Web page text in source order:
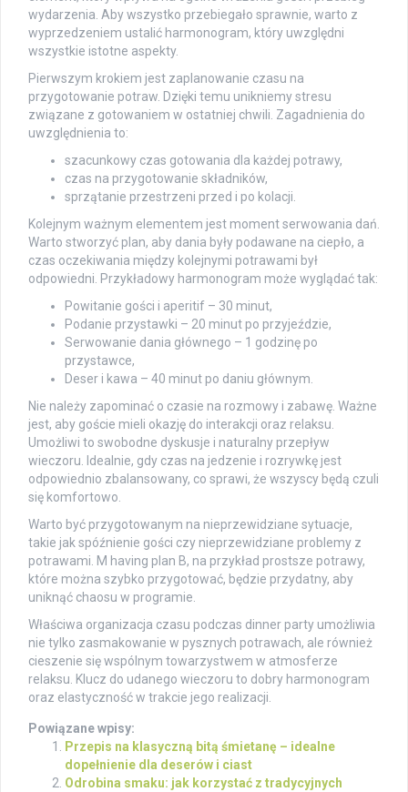
wydarzenia. Aby wszystko przebiegało sprawnie, warto z
wyprzedzeniem ustalić harmonogram, który uwzględni
wszystkie istotne aspekty.
Pierwszym krokiem jest zaplanowanie czasu na
przygotowanie potraw. Dzięki temu unikniemy stresu
związane z gotowaniem w ostatniej chwili. Zagadnienia do
uwzględnienia to:
szacunkowy czas gotowania dla każdej potrawy,
czas na przygotowanie składników,
sprzątanie przestrzeni przed i po kolacji.
Kolejnym ważnym elementem jest moment serwowania dań.
Warto stworzyć plan, aby dania były podawane na ciepło, a
czas oczekiwania między kolejnymi potrawami był
odpowiedni. Przykładowy harmonogram może wyglądać tak:
Powitanie gości i aperitif – 30 minut,
Podanie przystawki – 20 minut po przyjeździe,
Serwowanie dania głównego – 1 godzinę po
przystawce,
Deser i kawa – 40 minut po daniu głównym.
Nie należy zapominać o czasie na rozmowy i zabawę. Ważne
jest, aby goście mieli okazję do interakcji oraz relaksu.
Umożliwi to swobodne dyskusje i naturalny przepływ
wieczoru. Idealnie, gdy czas na jedzenie i rozrywkę jest
odpowiednio zbalansowany, co sprawi, że wszyscy będą czuli
się komfortowo.
Warto być przygotowanym na nieprzewidziane sytuacje,
takie jak spóźnienie gości czy nieprzewidziane problemy z
potrawami. M having plan B, na przykład prostsze potrawy,
które można szybko przygotować, będzie przydatny, aby
uniknąć chaosu w programie.
Właściwa organizacja czasu podczas dinner party umożliwia
nie tylko zasmakowanie w pysznych potrawach, ale również
cieszenie się wspólnym towarzystwem w atmosferze
relaksu. Klucz do udanego wieczoru to dobry harmonogram
oraz elastyczność w trakcie jego realizacji.
Powiązane wpisy:
Przepis na klasyczną bitą śmietanę – idealne
dopełnienie dla deserów i ciast
Odrobina smaku: jak korzystać z tradycyjnych